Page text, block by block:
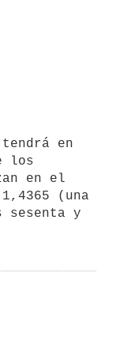
los
en el
(una
sesenta y